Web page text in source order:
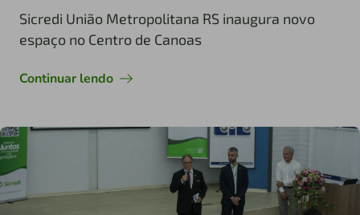
Sicredi União Metropolitana RS inaugura novo
espaço no Centro de Canoas
Continuar lendo